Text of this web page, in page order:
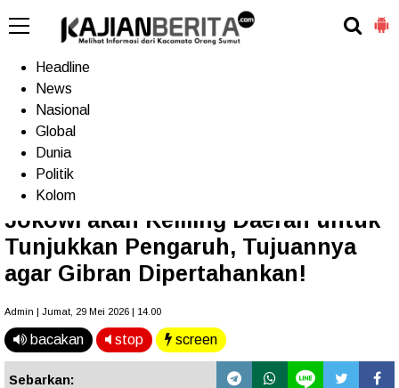
Home
Headline
News
Nasional
Global
Dunia
Politik
Kolom
Terkini
Jokowi akan Keliling Daerah untuk
Tunjukkan Pengaruh, Tujuannya
agar Gibran Dipertahankan!
Admin | Jumat, 29 Mei 2026 | 14.00
bacakan stop screen
Sebarkan: